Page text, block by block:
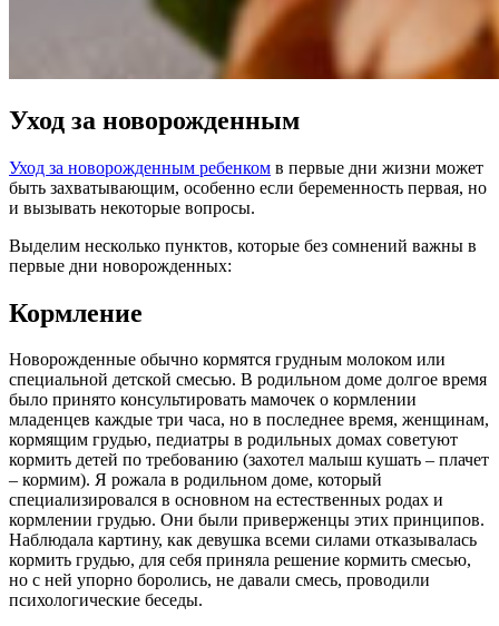
Уход за новорожденным
Уход за новорожденным ребенком в первые дни жизни может
быть захватывающим, особенно если беременность первая, но
и вызывать некоторые вопросы.
Выделим несколько пунктов, которые без сомнений важны в
первые дни новорожденных:
Кормление
Новорожденные обычно кормятся грудным молоком или
специальной детской смесью. В родильном доме долгое время
было принято консультировать мамочек о кормлении
младенцев каждые три часа, но в последнее время, женщинам,
кормящим грудью, педиатры в родильных домах советуют
кормить детей по требованию (захотел малыш кушать – плачет
– кормим). Я рожала в родильном доме, который
специализировался в основном на естественных родах и
кормлении грудью. Они были приверженцы этих принципов.
Наблюдала картину, как девушка всеми силами отказывалась
кормить грудью, для себя приняла решение кормить смесью,
но с ней упорно боролись, не давали смесь, проводили
психологические беседы.